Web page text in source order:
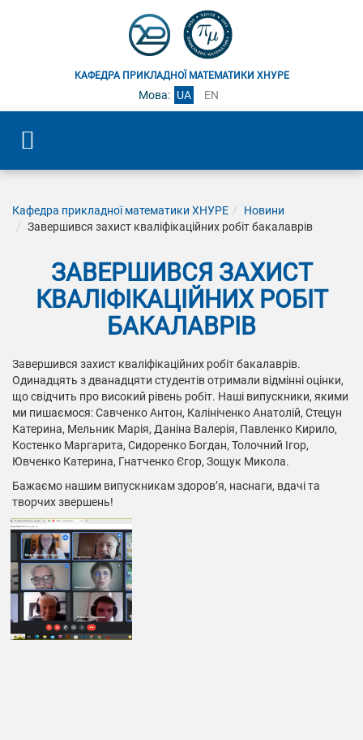
КАФЕДРА ПРИКЛАДНОЇ МАТЕМАТИКИ ХНУРЕ
Мова: UA EN
Кафедра прикладної математики ХНУРЕ
Новини
Завершився захист кваліфікаційних робіт бакалаврів
ЗАВЕРШИВСЯ ЗАХИСТ
КВАЛІФІКАЦІЙНИХ РОБІТ
БАКАЛАВРІВ
Завершився захист кваліфікаційних робіт бакалаврів.
Одинадцять з дванадцяти студентів отримали відмінні оцінки,
що свідчить про високий рівень робіт. Наші випускники, якими
ми пишаємося: Савченко Антон, Калініченко Анатолій, Стецун
Катерина, Мельник Марія, Даніна Валерія, Павленко Кирило,
Костенко Маргарита, Сидоренко Богдан, Толочний Ігор,
Ювченко Катерина, Гнатченко Єгор, Зощук Микола.
Бажаємо нашим випускникам здоров’я, наснаги, вдачі та
творчих звершень!